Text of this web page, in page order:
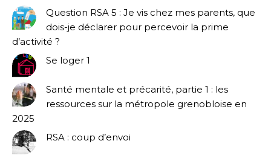
Question RSA 5 : Je vis chez mes parents, que
dois-je déclarer pour percevoir la prime
d’activité ?
Se loger 1
Santé mentale et précarité, partie 1 : les
ressources sur la métropole grenobloise en
2025
RSA : coup d’envoi